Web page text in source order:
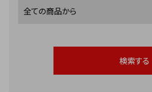
検索する